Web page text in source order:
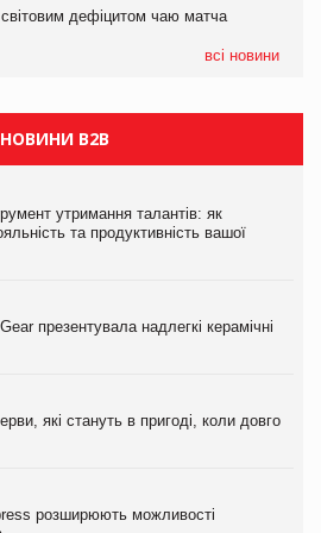
дефіцитом чаю матча
всі новини
«Хто б знав» про асортимент,
НОВИНИ B2B
утримання талантів: як
та продуктивність вашої
презентувала надлегкі керамічні
які стануть в пригоді, коли довго
розширюють можливості